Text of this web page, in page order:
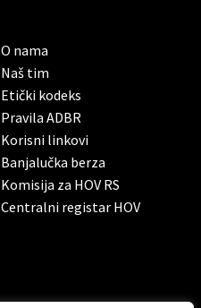
O nama
Naš tim
Etički kodeks
Pravila ADBR
Korisni linkovi
Banjalučka berza
Komisija za HOV RS
Centralni registar HOV